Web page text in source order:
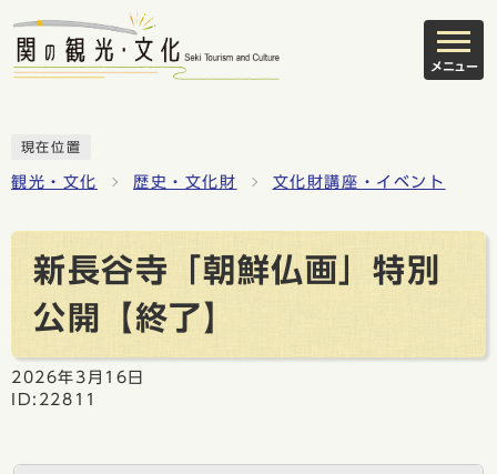
メニュー
現在位置
観光・文化 歴史・文化財 文化財講座・イベント
新長谷寺「朝鮮仏画」特別
公開【終了】
2026年3月16日
ID:22811